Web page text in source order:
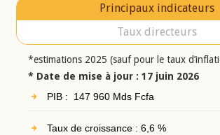
Principaux indicateurs
Taux directeurs
*estimations 2025 (sauf pour le taux
* Date de mise à jour : 17 juin 2026
PIB : 147 960 Mds Fcfa
Taux de croissance : 6,6 %